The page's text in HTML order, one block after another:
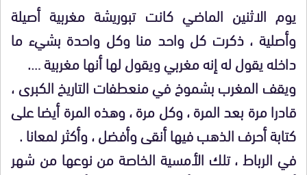
يوم الاثنين الماضي كانت تبوريشة مغربية أصيلة
وأصلية ، ذكرت كل واحد منا وكل واحدة بشيء ما
داخله يقول له إنه مغربي ويقول لها أنها مغربية ….
ويقف المغرب بشموخ في منعطفات التاريخ الكبرى ،
قادرا مرة بعد المرة ، وكل مرة ، وهذه المرة أيضا على
كتابة أحرف الذهب فيها أنقى وأفضل ، وأكثر لمعانا .
في الرباط ، تلك الأمسية الخاصة من نوعها من شهر